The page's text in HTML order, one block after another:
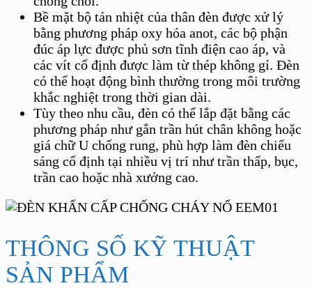
Bề mặt bộ tản nhiệt của thân đèn được xử lý
bằng phương pháp oxy hóa anot, các bộ phận
đúc áp lực được phủ sơn tĩnh điện cao áp, và
các vít cố định được làm từ thép không gỉ. Đèn
có thể hoạt động bình thường trong môi trường
khắc nghiệt trong thời gian dài.
Tùy theo nhu cầu, đèn có thể lắp đặt bằng các
phương pháp như gắn trần hút chân không hoặc
giá chữ U chống rung, phù hợp làm đèn chiếu
sáng cố định tại nhiều vị trí như trần thấp, bục,
trần cao hoặc nhà xưởng cao.
THÔNG SỐ KỸ THUẬT
SẢN PHẨM